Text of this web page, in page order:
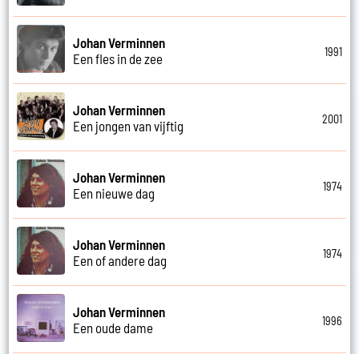
Johan Verminnen
Een fles in de zee
1991
Johan Verminnen
Een jongen van vijftig
2001
Johan Verminnen
Een nieuwe dag
1974
Johan Verminnen
Een of andere dag
1974
Johan Verminnen
Een oude dame
1996